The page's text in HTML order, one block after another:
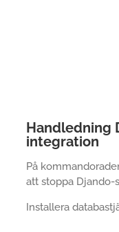
Handledning
integration
På
att stoppa Djando-
Installera